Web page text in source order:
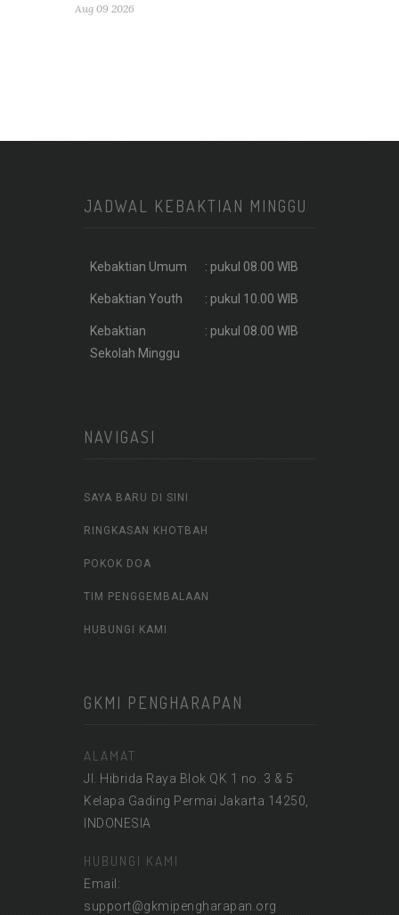
Aug 09 2026
JADWAL KEBAKTIAN MINGGU
Kebaktian Umum : pukul 08.00 WIB
Kebaktian Youth : pukul 10.00 WIB
Kebaktian
Sekolah Minggu
: pukul 08.00 WIB
NAVIGASI
SAYA BARU DI SINI
RINGKASAN KHOTBAH
POKOK DOA
TIM PENGGEMBALAAN
HUBUNGI KAMI
GKMI PENGHARAPAN
ALAMAT
Jl. Hibrida Raya Blok QK 1 no. 3 & 5
Kelapa Gading Permai Jakarta 14250,
INDONESIA
HUBUNGI KAMI
Email:
support@gkmipengharapan.org